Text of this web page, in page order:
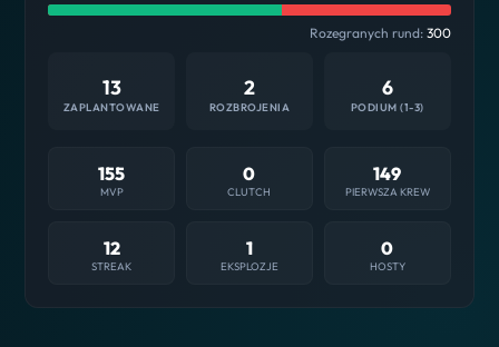
Rozegranych rund: 300
13
ZAPLANTOWANE
2
ROZBROJENIA
6
PODIUM (1-3)
155
MVP
0
CLUTCH
149
PIERWSZA KREW
12
STREAK
1
EKSPLOZJE
0
HOSTY